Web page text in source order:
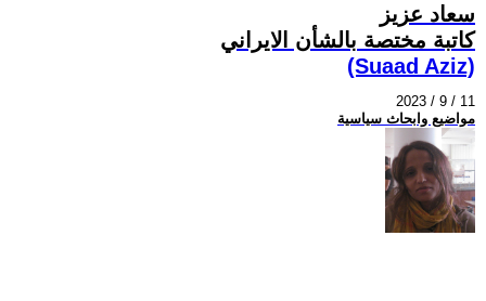
سعاد عزيز
کاتبة مختصة بالشأن الايراني
(Suaad Aziz)
2023 / 9 / 11
مواضيع وابحاث سياسية